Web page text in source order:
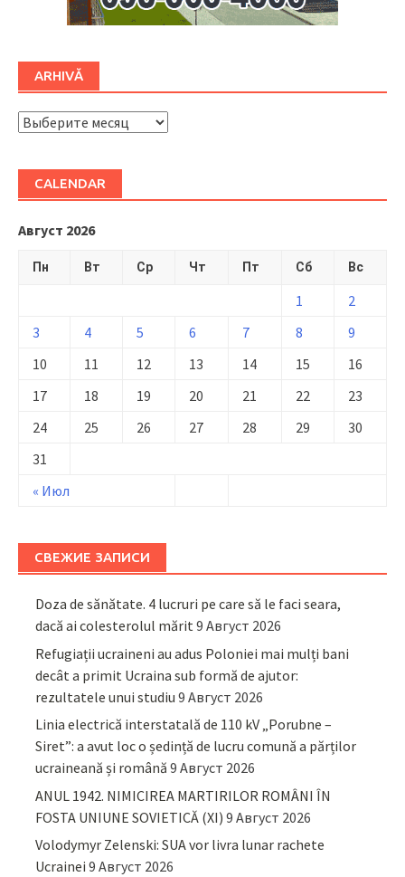
ARHIVĂ
ARHIVĂ
CALENDAR
Август 2026
Пн Вт Ср Чт Пт Сб Вс
« Июл
1
2
3
4 5 6 7 8
9
10
11 12 13 14 15
16
17
18 19 20 21 22
23
24
25 26 27 28 29
30
31
СВЕЖИЕ ЗАПИСИ
Doza de sănătate. 4 lucruri pe care să le faci seara,
dacă ai colesterolul mărit9 Август 2026
Refugiații ucraineni au adus Poloniei mai mulți bani
decât a primit Ucraina sub formă de ajutor:
rezultatele unui studiu 9 Август 2026
Linia electrică interstatală de 110 kV „Porubne –
Siret”: a avut loc o ședință de lucru comună a părților
ucraineană și română 9 Август 2026
ANUL 1942. NIMICIREA MARTIRILOR ROMÂNI ÎN
FOSTA UNIUNE SOVIETICĂ (XI) 9 Август 2026
Volodymyr Zelenski: SUA vor livra lunar rachete
Ucrainei 9 Август 2026